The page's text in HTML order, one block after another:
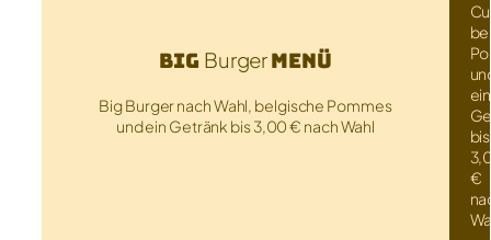
Big BurgerMenü
Big Burger nach Wahl, belgische Pommes
und ein Getränk bis 3,00 € nach Wahl
ein
bis
€